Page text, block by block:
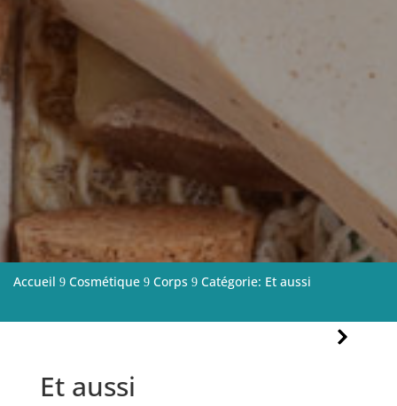
Accueil 9 Cosmétique 9 Corps 9 Catégorie: Et aussi
Et aussi